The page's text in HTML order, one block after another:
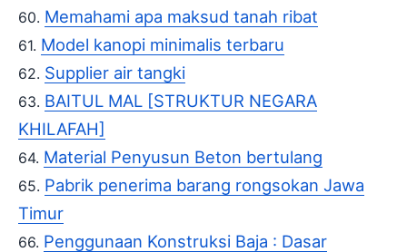
Memahami apa maksud tanah ribat
Model kanopi minimalis terbaru
Supplier air tangki
BAITUL MAL [STRUKTUR NEGARA
KHILAFAH]
Material Penyusun Beton bertulang
Pabrik penerima barang rongsokan Jawa
Timur
Penggunaan Konstruksi Baja : Dasar